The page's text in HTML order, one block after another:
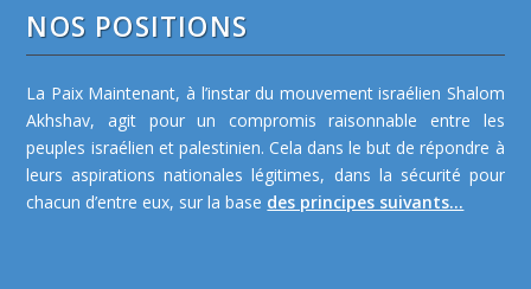
NOS POSITIONS
La Paix Maintenant, à l’instar du mouvement israélien Shalom
Akhshav, agit pour un compromis raisonnable entre les
peuples israélien et palestinien. Cela dans le but de répondre à
leurs aspirations nationales légitimes, dans la sécurité pour
chacun d’entre eux, sur la base des principes suivants...